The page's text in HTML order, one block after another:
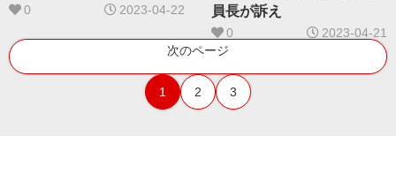
0 2023-04-22
員長が訴え
0
2023-04-21
次のページ
1 2 3